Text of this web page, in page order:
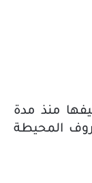
منذ مدة
المحيطة